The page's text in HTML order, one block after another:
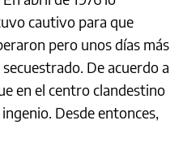
cautivo para que
pero unos días más
De acuerdo a
en el centro clandestino
Desde entonces,